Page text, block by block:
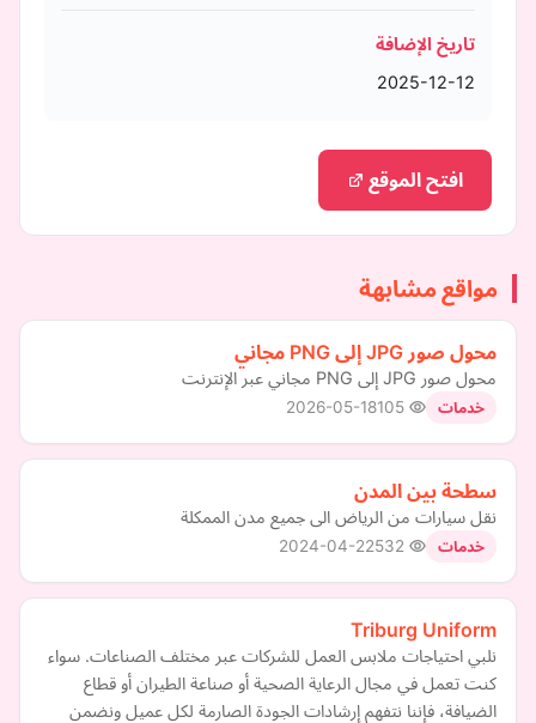
تاريخ الإضافة
2025-12-12
افتح الموقع
مواقع مشابهة
محول صور JPG إلى PNG مجاني
محول صور JPG إلى PNG مجاني عبر الإنترنت
خدمات 2026-05-18
سطحة بين المدن
نقل سيارات من الرياض الى جميع مدن الممكلة
خدمات 2024-04-22
Triburg Uniform
نلبي احتياجات ملابس العمل للشركات عبر مختلف الصناعات. سواء
كنت تعمل في مجال الرعاية الصحية أو صناعة الطيران أو قطاع
الضيافة، فإننا نتفهم إرشادات الجودة الصارمة لكل عميل ونضمن